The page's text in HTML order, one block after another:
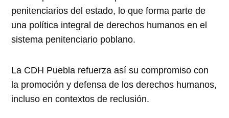
penitenciarios del estado, lo que forma parte de
una política integral de derechos humanos en el
sistema penitenciario poblano.
La CDH Puebla refuerza así su compromiso con
la promoción y defensa de los derechos humanos,
incluso en contextos de reclusión.